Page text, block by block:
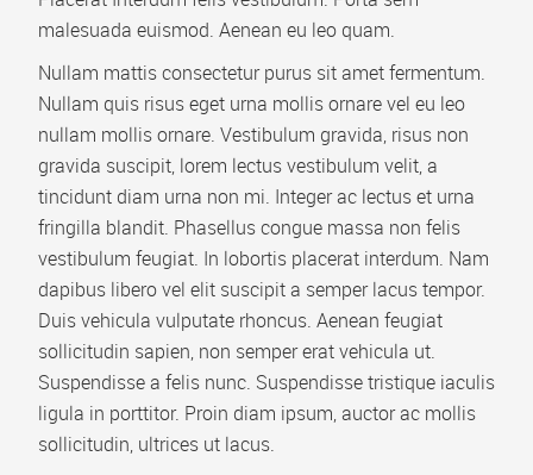
Video Playlist
AP Accordion Menu
AP Portfolio
AP Bootstrap Carousel
AP Bootstrap Accordion Menu
TEMPLATES
DOWNLOAD
malesuada euismod. Aenean eu leo quam.
Nullam mattis consectetur purus sit amet fermentum.
Nullam quis risus eget urna mollis ornare vel eu leo
nullam mollis ornare. Vestibulum gravida, risus non
gravida suscipit, lorem lectus vestibulum velit, a
tincidunt diam urna non mi. Integer ac lectus et urna
fringilla blandit. Phasellus congue massa non felis
vestibulum feugiat. In lobortis placerat interdum. Nam
dapibus libero vel elit suscipit a semper lacus tempor.
Duis vehicula vulputate rhoncus. Aenean feugiat
sollicitudin sapien, non semper erat vehicula ut.
Suspendisse a felis nunc. Suspendisse tristique iaculis
ligula in porttitor. Proin diam ipsum, auctor ac mollis
sollicitudin, ultrices ut lacus.